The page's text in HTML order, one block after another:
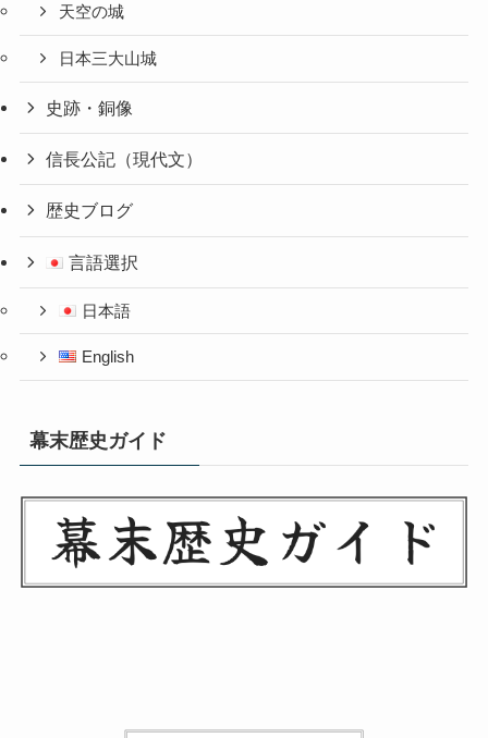
天空の城
日本三大山城
史跡・銅像
信長公記（現代文）
歴史ブログ
言語選択
日本語
English
幕末歴史ガイド